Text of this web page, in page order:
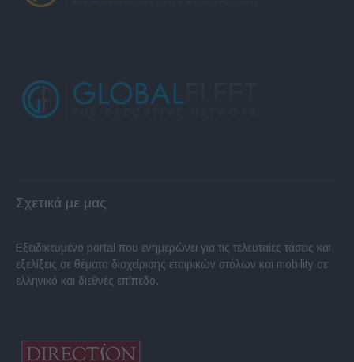
Σχετικά με μας
Εξειδικευμένο portal που ενημερώνει για τις τελευταίες τάσεις και
εξελίξεις σε θέματα διαχείρισης εταιρικών στόλων και mobility σε
ελληνικό και διεθνές επίπεδο.